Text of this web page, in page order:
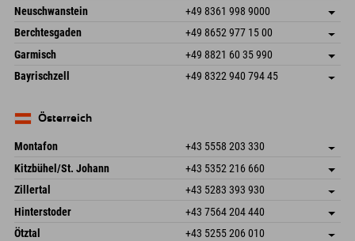
An der Breitach 3
87538 Fischen I. Allgäu
Deutschland
Adresse speichern
Anreiseinfos
Buchen
Neuschwanstein +49 8361 998 9000
An der Riese 45
87484 Nesselwang im Allgäu
Deutschland
Adresse speichern
Buchen
Berchtesgaden +49 8652 977 15 00
Hofreitstr. 7
83471 Schönau am Königssee
Deutschland
Adresse speichern
Anreiseinfos
Buchen
Garmisch +49 8821 60 35 990
Frickenstraße 22
82490 Farchant
Adresse speichern
Bayrischzell +49 8322 940 794 45
Deutschland
Österreich
Montafon +43 5558 203 330
Dorfstr. 127b
6793 Gaschurn/Montafon
Österreich
Adresse speichern
Anreiseinfos
Buchen
Kitzbühel/St. Johann +43 5352 216 660
Speckbacherstraße 87
Österreich
Adresse speichern
Buchen
Zillertal +43 5283 393 930
Schmiedau 2
6272 Kaltenbach im Zillertal
Österreich
Adresse speichern
Anreiseinfos
Buchen
Hinterstoder +43 7564 204 440
Freizeitpark 10
Adresse speichern
Ötztal +43 5255 206 010